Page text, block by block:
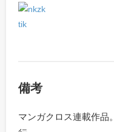
備考
マンガクロス連載作品